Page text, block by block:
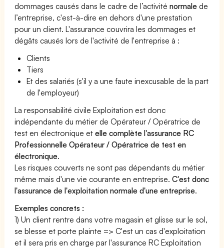
dommages causés dans le cadre de l’activiténormale de
l’entreprise, c'est-à-dire en dehors d'une prestation
pour un client. L'assurance couvrira les dommages et
dégâts causés lors de l'activité de l'entreprise à :
Clients
Tiers
Et des salariés (s'il y a une faute inexcusable de la part
de l'employeur)
La responsabilité civile Exploitation est donc
indépendante du métier de Opérateur / Opératrice de
test en électronique etelle complète l'assurance RC
Professionnelle Opérateur / Opératrice de test en
électronique.
Les risques couverts ne sont pas dépendants du métier
même mais d'une vie courante en entreprise.C'est donc
l'assurance de l'exploitation normale d'une entreprise.
Exemples concrets :
1) Un client rentre dans votre magasin et glisse sur le sol,
se blesse et porte plainte => C'est un cas d'exploitation
et il sera pris en charge par l'assurance RC Exploitation